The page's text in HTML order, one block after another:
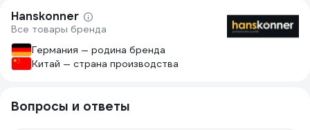
Hanskonner
Все товары бренда
Германия — родина бренда
Китай — страна производства
Вопросы и ответы